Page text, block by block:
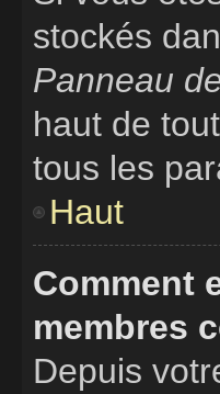
stockés
Panneau
haut de
tous les
Haut
Comment
membres
Depuis